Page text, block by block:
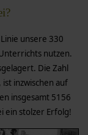
unsere 330
nutzen.
Die Zahl
inzwischen auf
insgesamt 5156
ein stolzer Erfolg!